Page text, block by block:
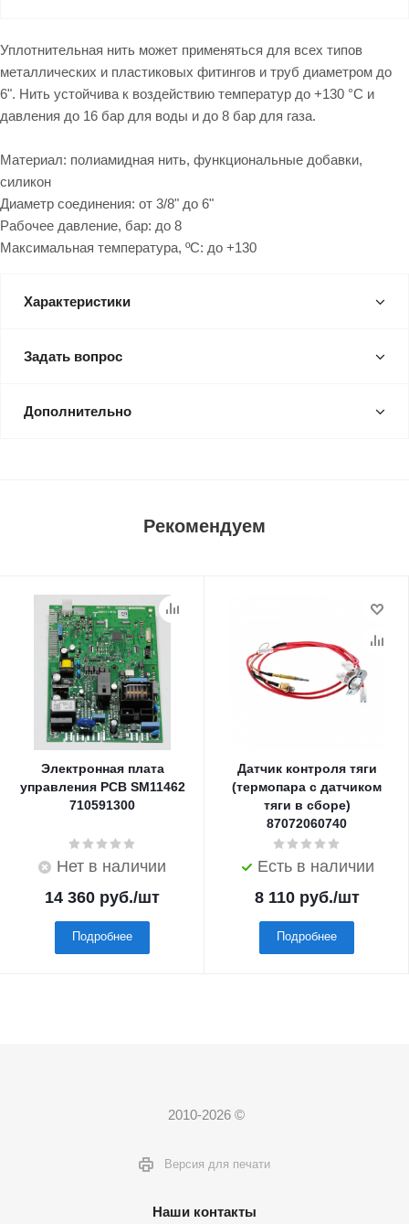
Уплотнительная нить может применяться для всех типов
металлических и пластиковых фитингов и труб диаметром до
6". Нить устойчива к воздействию температур до +130 °С и
давления до 16 бар для воды и до 8 бар для газа.
Материал: полиамидная нить, функциональные добавки,
силикон
Диаметр соединения: от 3/8" до 6"
Рабочее давление, бар: до 8
Максимальная температура, ºС: до +130
Характеристики
Задать вопрос
Дополнительно
Рекомендуем
Электронная плата
управления PCB SM11462
710591300
Нет в наличии
14 360 руб./шт
Подробнее
Датчик контроля тяги
(термопара с датчиком
тяги в сборе)
87072060740
Есть в наличии
8 110руб./шт
Подробнее
2010-2026 ©
Версия для печати
Наши контакты